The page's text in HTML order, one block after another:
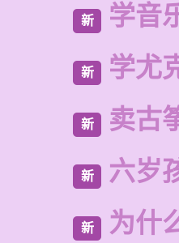
新 学音
新 学尤
新 卖古
新 六岁
新 为什